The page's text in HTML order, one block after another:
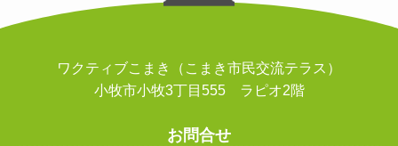
ワクティブこまき（こまき市民交流テラス）
小牧市小牧3丁目555 ラピオ2階
お問合せ